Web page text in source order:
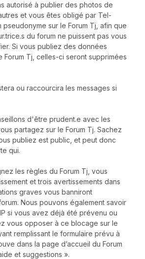
autorisé à publier des photos de
et vous êtes obligé par Tel-
pseudonyme sur le Forum Tj, afin que
du forum ne puissent pas vous
Si vous publiez des données
Forum Tj, celles-ci seront supprimées
ou raccourcira les messages si
d'être prudent.e avec les
partagez sur le Forum Tj. Sachez
publiez est public, et peut donc
qui.
les règles du Forum Tj, vous
et trois avertissements dans
graves vous banniront
Nous pouvons également savoir
si vous avez déjà été prévenu ou
vous opposer à ce blocage sur le
remplissant le formulaire prévu à
dans la page d’accueil du Forum
et suggestions ».